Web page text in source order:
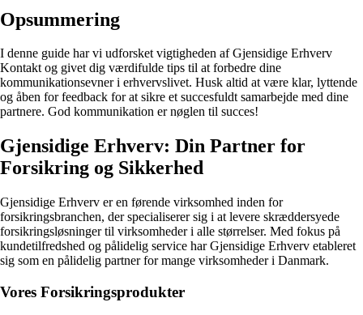
Opsummering
I denne guide har vi udforsket vigtigheden af Gjensidige Erhverv
Kontakt og givet dig værdifulde tips til at forbedre dine
kommunikationsevner i erhvervslivet. Husk altid at være klar, lyttende
og åben for feedback for at sikre et succesfuldt samarbejde med dine
partnere. God kommunikation er nøglen til succes!
Gjensidige Erhverv: Din Partner for
Forsikring og Sikkerhed
Gjensidige Erhverv er en førende virksomhed inden for
forsikringsbranchen, der specialiserer sig i at levere skræddersyede
forsikringsløsninger til virksomheder i alle størrelser. Med fokus på
kundetilfredshed og pålidelig service har Gjensidige Erhverv etableret
sig som en pålidelig partner for mange virksomheder i Danmark.
Vores Forsikringsprodukter